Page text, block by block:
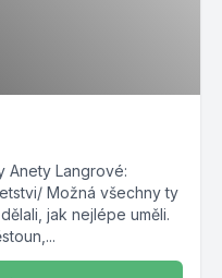
Anety Langrové:
Možná všechny ty
jak nejlépe uměli.